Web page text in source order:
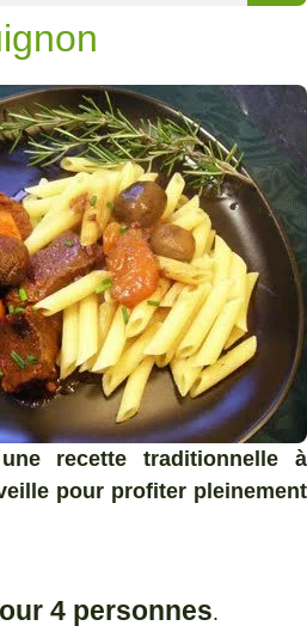
recette traditionnelle à
pour profiter pleinement
4 personnes.